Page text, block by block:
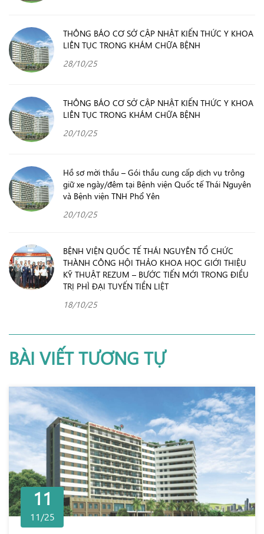
THÔNG BÁO CƠ SỞ CẬP NHẬT KIẾN THỨC Y KHOA
LIÊN TỤC TRONG KHÁM CHỮA BỆNH
28/10/25
THÔNG BÁO CƠ SỞ CẬP NHẬT KIẾN THỨC Y KHOA
LIÊN TỤC TRONG KHÁM CHỮA BỆNH
20/10/25
Hồ sơ mời thầu – Gói thầu cung cấp dịch vụ trông
giữ xe ngày/đêm tại Bệnh viện Quốc tế Thái Nguyên
và Bệnh viện TNH Phổ Yên
20/10/25
BỆNH VIỆN QUỐC TẾ THÁI NGUYÊN TỔ CHỨC
THÀNH CÔNG HỘI THẢO KHOA HỌC GIỚI THIỆU
KỸ THUẬT REZUM – BƯỚC TIẾN MỚI TRONG ĐIỀU
TRỊ PHÌ ĐẠI TUYẾN TIỀN LIỆT
18/10/25
BÀI VIẾT TƯƠNG TỰ
11
11/25